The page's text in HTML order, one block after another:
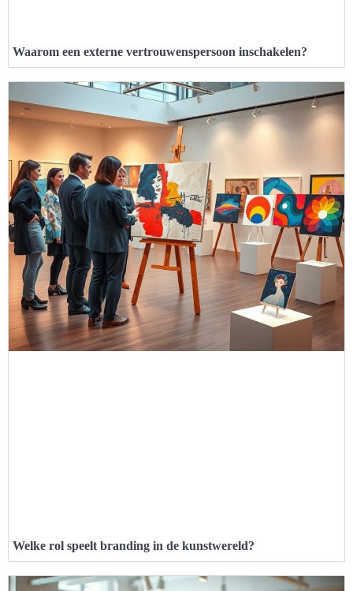
Waarom een externe vertrouwenspersoon inschakelen?
Welke rol speelt branding in de kunstwereld?